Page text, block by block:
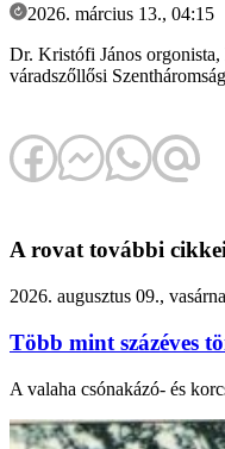
2026. március 13., 04:15
Dr. Kristófi János orgonista,
váradszőllősi
A rovat további
2026. augusztus 09.,
Több mint százéves
A valaha csónakázó- és